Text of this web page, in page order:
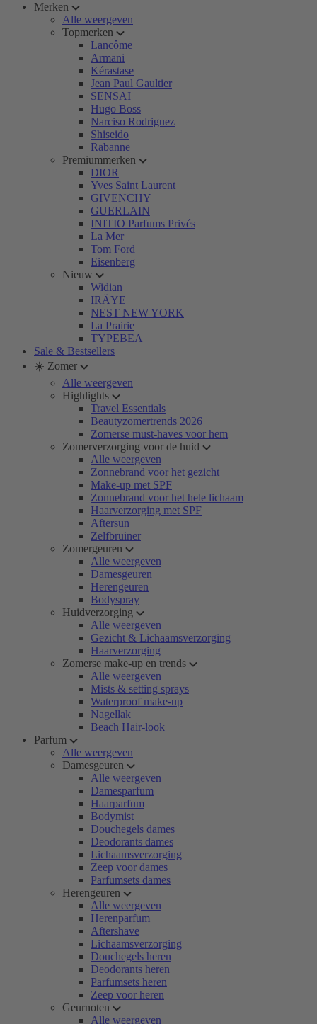
Merken
Alle weergeven
Topmerken
Lancôme
Armani
Kérastase
Jean Paul Gaultier
SENSAI
Hugo Boss
Narciso Rodriguez
Shiseido
Rabanne
Premiummerken
DIOR
Yves Saint Laurent
GIVENCHY
GUERLAIN
INITIO Parfums Privés
La Mer
Tom Ford
Eisenberg
Nieuw
Widian
IRÄYE
NEST NEW YORK
La Prairie
TYPEBEA
Sale & Bestsellers
☀️ Zomer
Alle weergeven
Highlights
Travel Essentials
Beautyzomertrends 2026
Zomerse must-haves voor hem
Zomerverzorging voor de huid
Alle weergeven
Zonnebrand voor het gezicht
Make-up met SPF
Zonnebrand voor het hele lichaam
Haarverzorging met SPF
Aftersun
Zelfbruiner
Zomergeuren
Alle weergeven
Damesgeuren
Herengeuren
Bodyspray
Huidverzorging
Alle weergeven
Gezicht & Lichaamsverzorging
Haarverzorging
Zomerse make-up en trends
Alle weergeven
Mists & setting sprays
Waterproof make-up
Nagellak
Beach Hair-look
Parfum
Alle weergeven
Damesgeuren
Alle weergeven
Damesparfum
Haarparfum
Bodymist
Douchegels dames
Deodorants dames
Lichaamsverzorging
Zeep voor dames
Parfumsets dames
Herengeuren
Alle weergeven
Herenparfum
Aftershave
Lichaamsverzorging
Douchegels heren
Deodorants heren
Parfumsets heren
Zeep voor heren
Geurnoten
Alle weergeven